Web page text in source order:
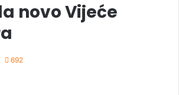
novo Vijeće
692